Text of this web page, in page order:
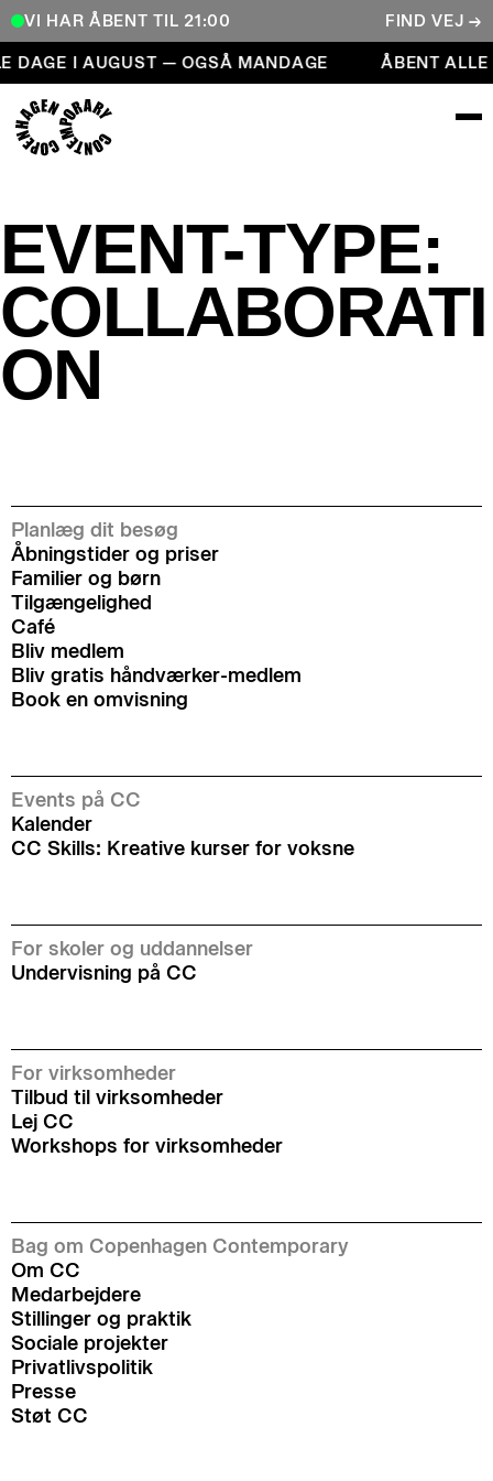
VI HAR ÅBENT TIL 21:00 FIND VEJ →
Åbent alle dage i august — også mandage
DAGE I AUGUST — OGSÅ MANDAGE ÅBENT
EVENT-TYPE:
COLLABORATI
ON
Planlæg dit besøg
Åbningstider og priser
Familier og børn
Tilgængelighed
Café
Bliv medlem
Bliv gratis håndværker-medlem
Book en omvisning
Events på CC
Kalender
CC Skills: Kreative kurser for voksne
For skoler og uddannelser
Undervisning på CC
For virksomheder
Tilbud til virksomheder
Lej CC
Workshops for virksomheder
Bag om Copenhagen Contemporary
Om CC
Medarbejdere
Stillinger og praktik
Sociale projekter
Privatlivspolitik
Presse
Støt CC